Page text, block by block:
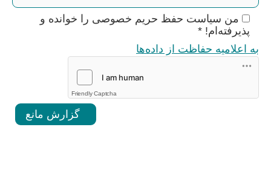
من سیاست حفظ حریم خصوصی را خوانده و
پذیرفته‌ام! *
به اعلامیه حفاظت از داده‌ها
Friendly Captcha
گزارش مانع